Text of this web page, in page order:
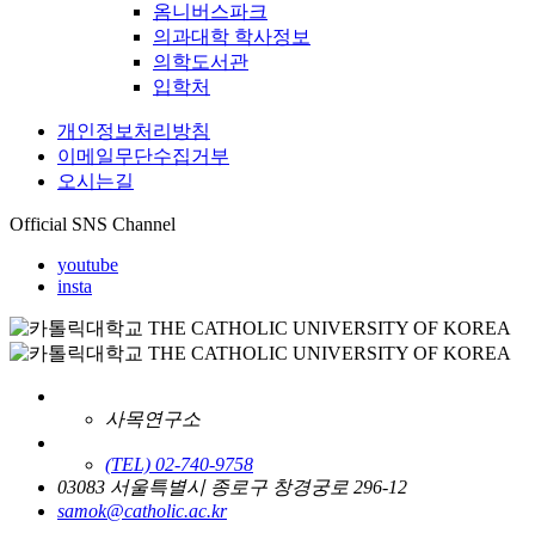
옴니버스파크
의과대학 학사정보
의학도서관
입학처
개인정보처리방침
이메일무단수집거부
오시는길
Official SNS Channel
youtube
insta
사목연구소
(TEL) 02-740-9758
03083 서울특별시 종로구 창경궁로 296-12
samok@catholic.ac.kr